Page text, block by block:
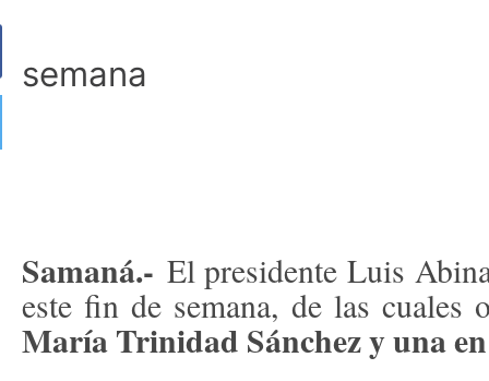
semana
Samaná.- El presidente Luis
este fin de semana, de las
María Trinidad Sánchez y una